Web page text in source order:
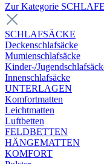
Zur Kategorie
SCHLAFSÄCKE
Deckenschlafsäcke
Mumienschlafsäcke
Kinder-/
Innenschlafsäcke
UNTERLAGEN
Komfortmatten
Leichtmatten
Luftbetten
FELDBETTEN
HÄNGEMATTEN
KOMFORT